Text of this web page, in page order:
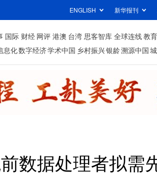
ENGLISH 新华报刊
国际 财经 网评 港澳 台湾 思客智库 全球连线教育
息化数字经济学术中国 乡村振兴银龄溯源中国
数据处理者拟需